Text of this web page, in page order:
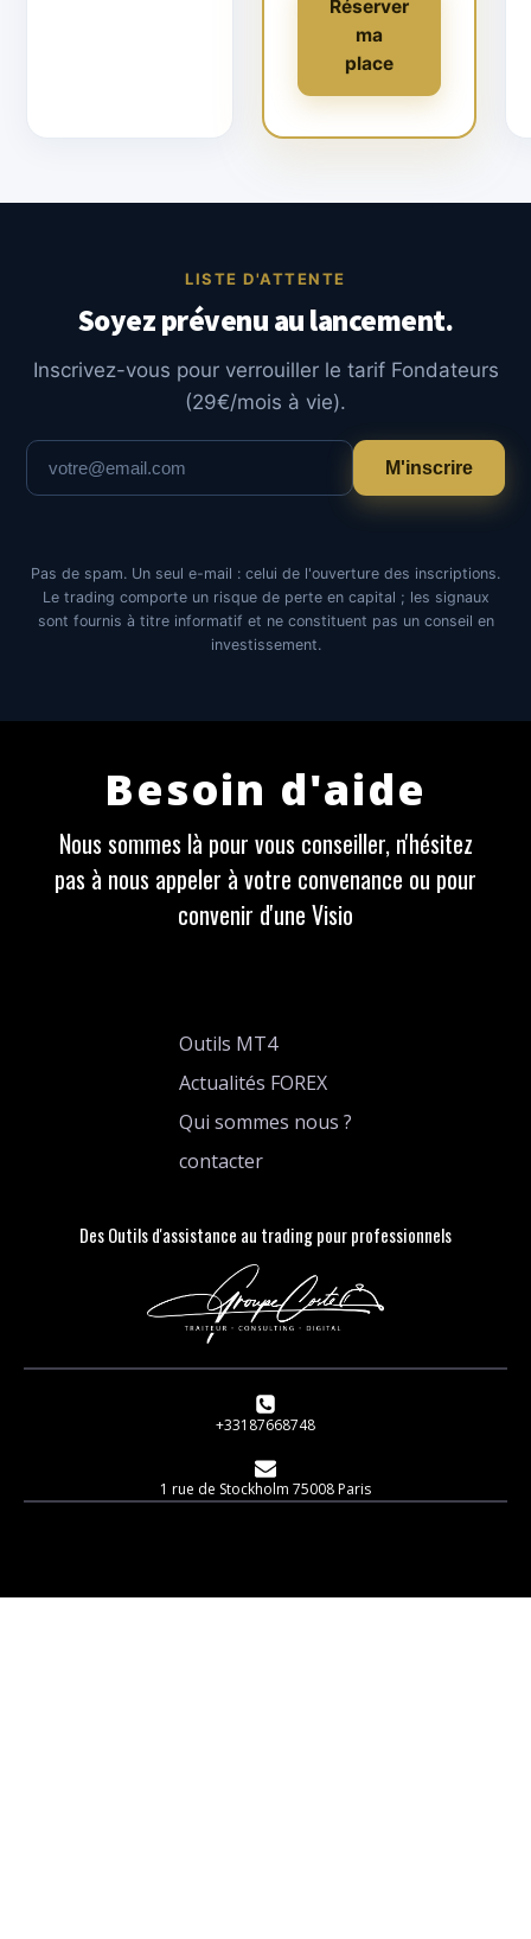
Réserver
ma
place
LISTE D'ATTENTE
Soyez prévenu au lancement.
Inscrivez-vous pour verrouiller le tarif Fondateurs
(29€/mois à vie).
M'inscrire
Pas de spam. Un seul e-mail : celui de l'ouverture des inscriptions.
Le trading comporte un risque de perte en capital ; les signaux
sont fournis à titre informatif et ne constituent pas un conseil en
investissement.
Besoin d'aide
Nous sommes là pour vous conseiller, n'hésitez
pas à nous appeler à votre convenance ou pour
convenir d'une Visio
Outils MT4
Actualités FOREX
Qui sommes nous ?
contacter
Des Outils d'assistance au trading pour professionnels
+33187668748
1 rue de Stockholm 75008 Paris